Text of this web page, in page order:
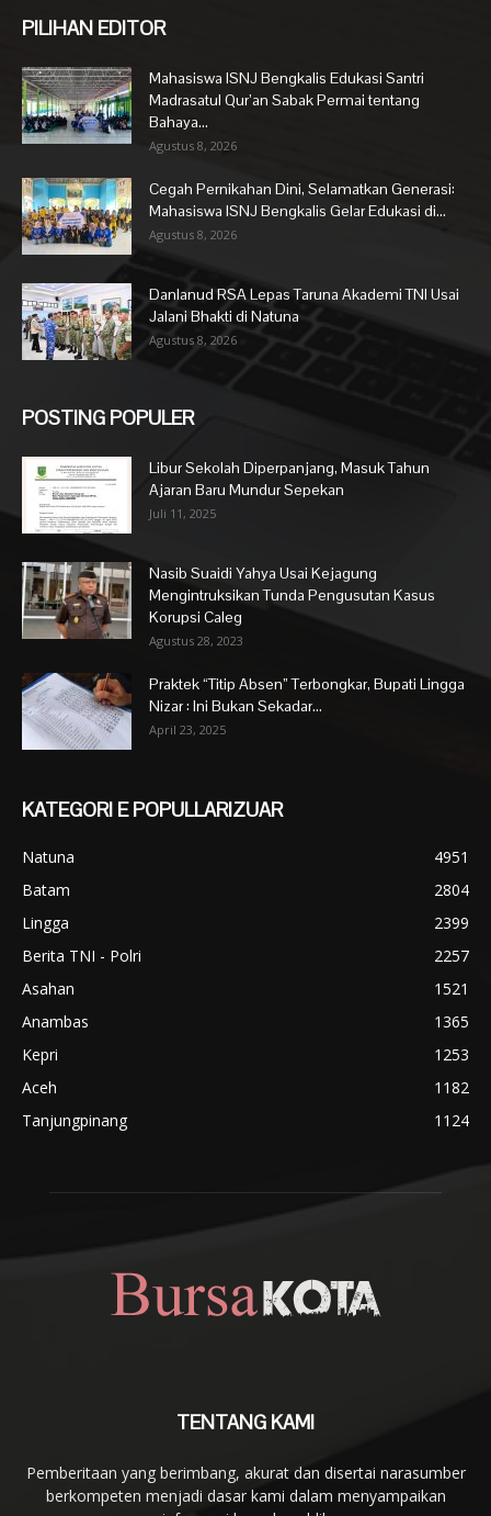
PILIHAN EDITOR
Mahasiswa ISNJ Bengkalis Edukasi Santri
Madrasatul Qur’an Sabak Permai tentang
Bahaya...
Agustus 8, 2026
Cegah Pernikahan Dini, Selamatkan Generasi:
Mahasiswa ISNJ Bengkalis Gelar Edukasi di...
Agustus 8, 2026
Danlanud RSA Lepas Taruna Akademi TNI Usai
Jalani Bhakti di Natuna
Agustus 8, 2026
POSTING POPULER
Libur Sekolah Diperpanjang, Masuk Tahun
Ajaran Baru Mundur Sepekan
Juli 11, 2025
Nasib Suaidi Yahya Usai Kejagung
Mengintruksikan Tunda Pengusutan Kasus
Korupsi Caleg
Agustus 28, 2023
Praktek “Titip Absen” Terbongkar, Bupati Lingga
Nizar : Ini Bukan Sekadar...
April 23, 2025
KATEGORI E POPULLARIZUAR
Natuna
4951
Batam
2804
Lingga
2399
Berita TNI - Polri
2257
Asahan
1521
Anambas
1365
Kepri
1253
Aceh
1182
Tanjungpinang
1124
TENTANG KAMI
Pemberitaan yang berimbang, akurat dan disertai narasumber
berkompeten menjadi dasar kami dalam menyampaikan